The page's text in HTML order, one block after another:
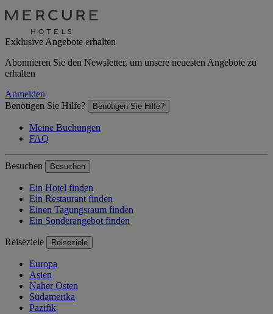
Exklusive Angebote erhalten
Abonnieren Sie den Newsletter, um unsere neuesten Angebote zu
erhalten
Anmelden
Benötigen Sie Hilfe?
Benötigen Sie Hilfe?
Meine Buchungen
FAQ
Besuchen Besuchen
Ein Hotel finden
Ein Restaurant finden
Einen Tagungsraum finden
Ein Sonderangebot finden
Reiseziele Reiseziele
Europa
Asien
Naher Osten
Südamerika
Pazifik